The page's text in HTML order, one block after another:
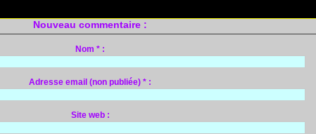
Nouveau commentaire :
Nom * :
Adresse email (non publiée) * :
Site web :